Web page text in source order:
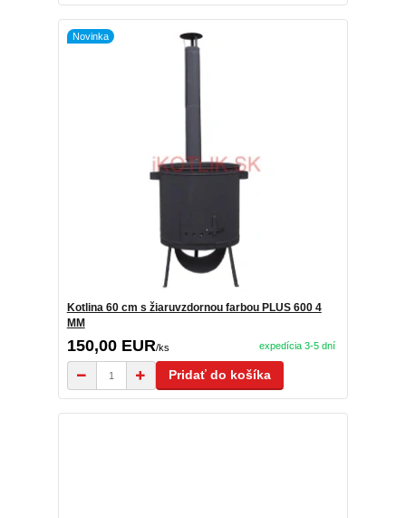
Novinka
Kotlina 60 cm s žiaruvzdornou farbou PLUS 600 4
MM
150,00 EUR/ks expedícia 3-5 dní
Pridať do košíka